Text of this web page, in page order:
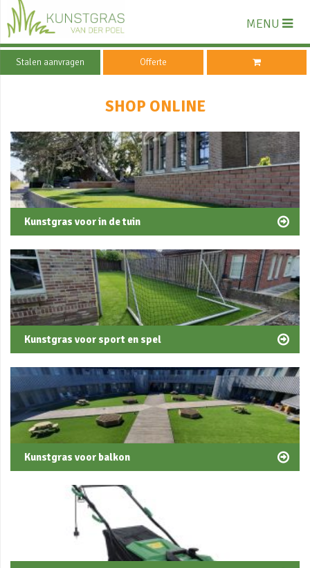
MENU
Stalen aanvragen Offerte
SHOP ONLINE
Kunstgras voor in de tuin
Kunstgras voor sport en spel
Kunstgras voor balkon